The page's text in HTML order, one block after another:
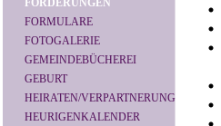
FÖRDERUNGEN
FORMULARE
FOTOGALERIE
GEMEINDEBÜCHEREI
GEBURT
HEIRATEN/VERPARTNERUNG
HEURIGENKALENDER